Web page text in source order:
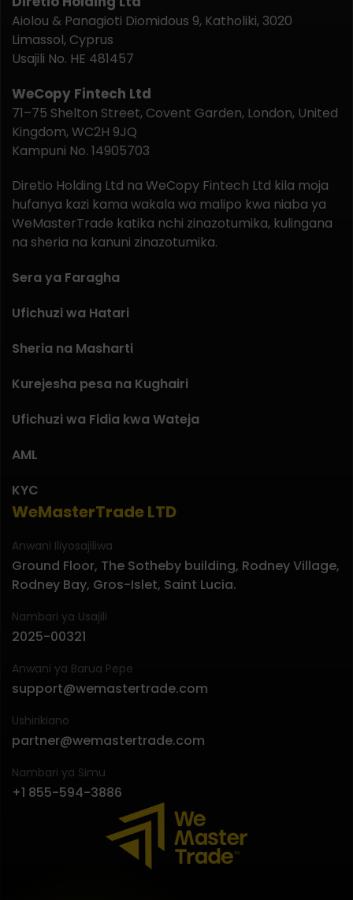
WeMasterTrade LTD
Anwani Iliyosajiliwa
Ground Floor, The Sotheby building, Rodney Village,
Rodney Bay, Gros-Islet, Saint Lucia.
Nambari ya Usajili
2025-00321
Anwani ya Barua Pepe
support@wemastertrade.com
Ushirikiano
partner@wemastertrade.com
Nambari ya Simu
+1 855-594-3886
Aiolou & Panagioti Diomidous 9, Katholiki, 3020
Limassol, Cyprus
Usajili No. HE 481457
WeCopy Fintech Ltd
71–75 Shelton Street, Covent Garden, London, United
Kingdom, WC2H 9JQ
Kampuni No. 14905703
Diretio Holding Ltd na WeCopy Fintech Ltd kila moja
hufanya kazi kama wakala wa malipo kwa niaba ya
WeMasterTrade katika nchi zinazotumika, kulingana
na sheria na kanuni zinazotumika.
Sera ya Faragha
Ufichuzi wa Hatari
Sheria na Masharti
Kurejesha pesa na Kughairi
Ufichuzi wa Fidia kwa Wateja
AML
KYC